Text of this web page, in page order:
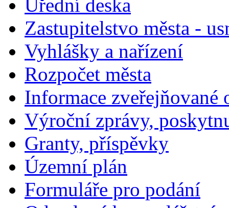
Úřední deska
Zastupitelstvo města -
Vyhlášky a nařízení
Rozpočet města
Informace zveřejňované
Výroční zprávy,
Granty, příspěvky
Územní plán
Formuláře pro podání